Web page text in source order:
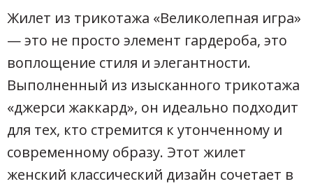
Жилет из трикотажа «Великолепная игра»
— это не просто элемент гардероба, это
воплощение стиля и элегантности.
Выполненный из изысканного трикотажа
«джерси жаккард», он идеально подходит
для тех, кто стремится к утонченному и
современному образу. Этот жилет
женский классический дизайн сочетает в